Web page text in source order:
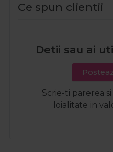
Ce spun clientii
Detii sau ai
Scrie-ti parerea
loialitate in